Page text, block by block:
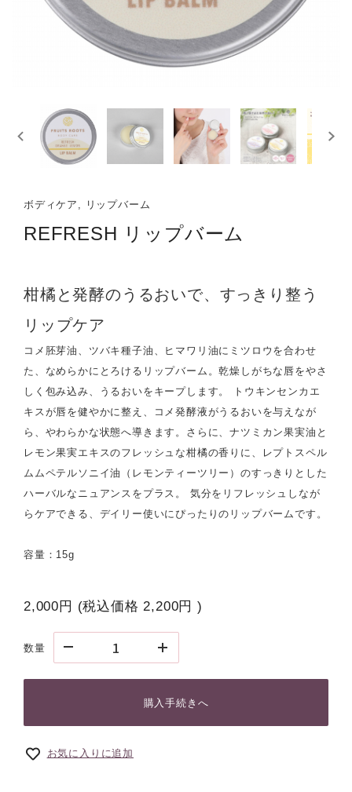
ボディケア, リップバーム
REFRESH リップバーム
柑橘と発酵のうるおいで、すっきり整う
リップケア
コメ胚芽油、ツバキ種子油、ヒマワリ油にミツロウを合わせ
た、なめらかにとろけるリップバーム。乾燥しがちな唇をやさ
しく包み込み、うるおいをキープします。 トウキンセンカエ
キスが唇を健やかに整え、コメ発酵液がうるおいを与えなが
ら、やわらかな状態へ導きます。さらに、ナツミカン果実油と
レモン果実エキスのフレッシュな柑橘の香りに、レプトスペル
ムムペテルソニイ油（レモンティーツリー）のすっきりとした
ハーバルなニュアンスをプラス。 気分をリフレッシュしなが
らケアできる、デイリー使いにぴったりのリップバームです。
容量：15g
2,000円 (税込価格2,200円 )
数量
購入手続きへ
お気に入りに追加